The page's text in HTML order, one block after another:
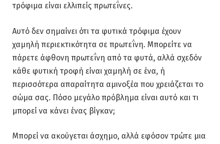
τρόφιμα είναι ελλιπείς πρωτεΐνες.
Αυτό δεν σημαίνει ότι τα φυτικά τρόφιμα έχουν
χαμηλή περιεκτικότητα σε πρωτεΐνη. Μπορείτε να
πάρετε άφθονη πρωτεΐνη από τα φυτά, αλλά σχεδόν
κάθε φυτική τροφή είναι χαμηλή σε ένα, ή
περισσότερα απαραίτητα αμινοξέα που χρειάζεται το
σώμα σας. Πόσο μεγάλο πρόβλημα είναι αυτό και τι
μπορεί να κάνει ένας βίγκαν;
Μπορεί να ακούγεται άσχημο, αλλά εφόσον τρώτε μια